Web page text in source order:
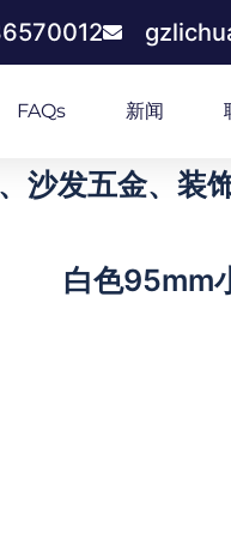
FAQs 新闻
沙发五金、装
白色95mm